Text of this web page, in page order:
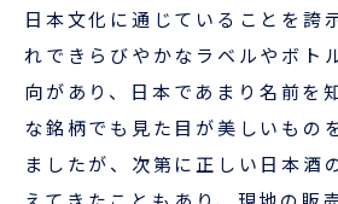
日本文化に通じていることを誇
れできらびやかなラベルやボト
向があり、日本であまり名前を
な銘柄でも見た目が美しいもの
ましたが、次第に正しい日本酒